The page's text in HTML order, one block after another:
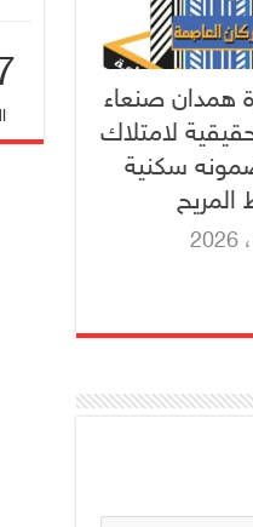
همدان صنعاء
لامتلاك
سكنية
المريح